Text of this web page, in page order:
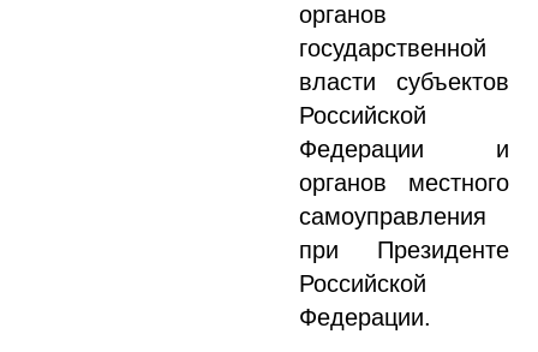
органов
государственной
власти субъектов
Российской
Федерации и
органов местного
самоуправления
при Президенте
Российской
Федерации.